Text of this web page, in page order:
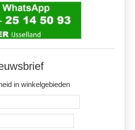
in winkelgebieden